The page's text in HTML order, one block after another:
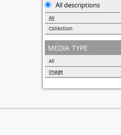
All descriptions
All
Collection
media type
All
Image